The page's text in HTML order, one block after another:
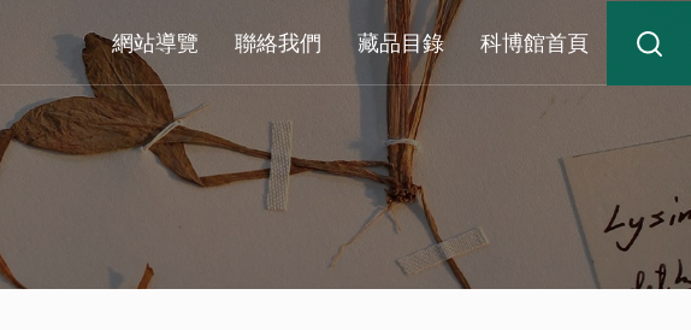
網站導覽 聯絡我們 藏品目錄 科博館首頁